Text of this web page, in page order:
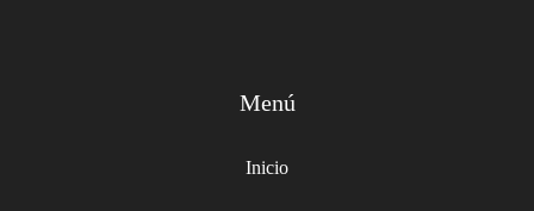
Menú
Inicio